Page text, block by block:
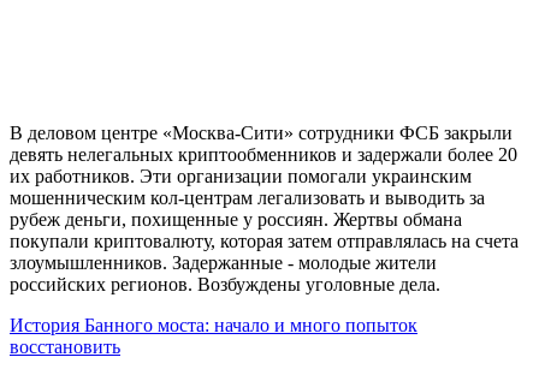
В деловом центре «Москва-Сити» сотрудники ФСБ закрыли
девять нелегальных криптообменников и задержали более 20
их работников. Эти организации помогали украинским
мошенническим кол-центрам легализовать и выводить за
рубеж деньги, похищенные у россиян. Жертвы обмана
покупали криптовалюту, которая затем отправлялась на счета
злоумышленников. Задержанные - молодые жители
российских регионов. Возбуждены уголовные дела.
История Банного моста: начало и много попыток
восстановить